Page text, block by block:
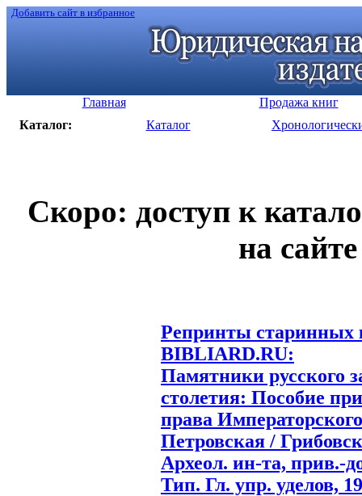
Добавить сайт в избранное
Главная
Продажа книг
Каталог:
Каталог
Скоро: доступ к
на
Репринты старинных
BIBLIARD.RU:
Памятники русского
столетия: Пособие
права
Петровская /
Археол. ин-та, прив.-
Тип. Гл. упр. уделов,